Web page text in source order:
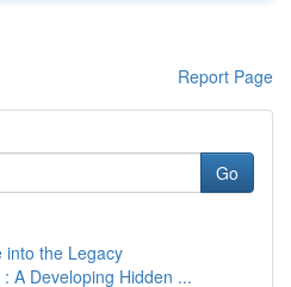
Report Page
Go
into the Legacy
A Developing Hidden ...